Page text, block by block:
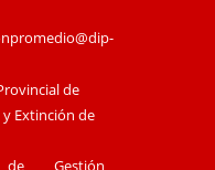
de
Extinción de
Gestión